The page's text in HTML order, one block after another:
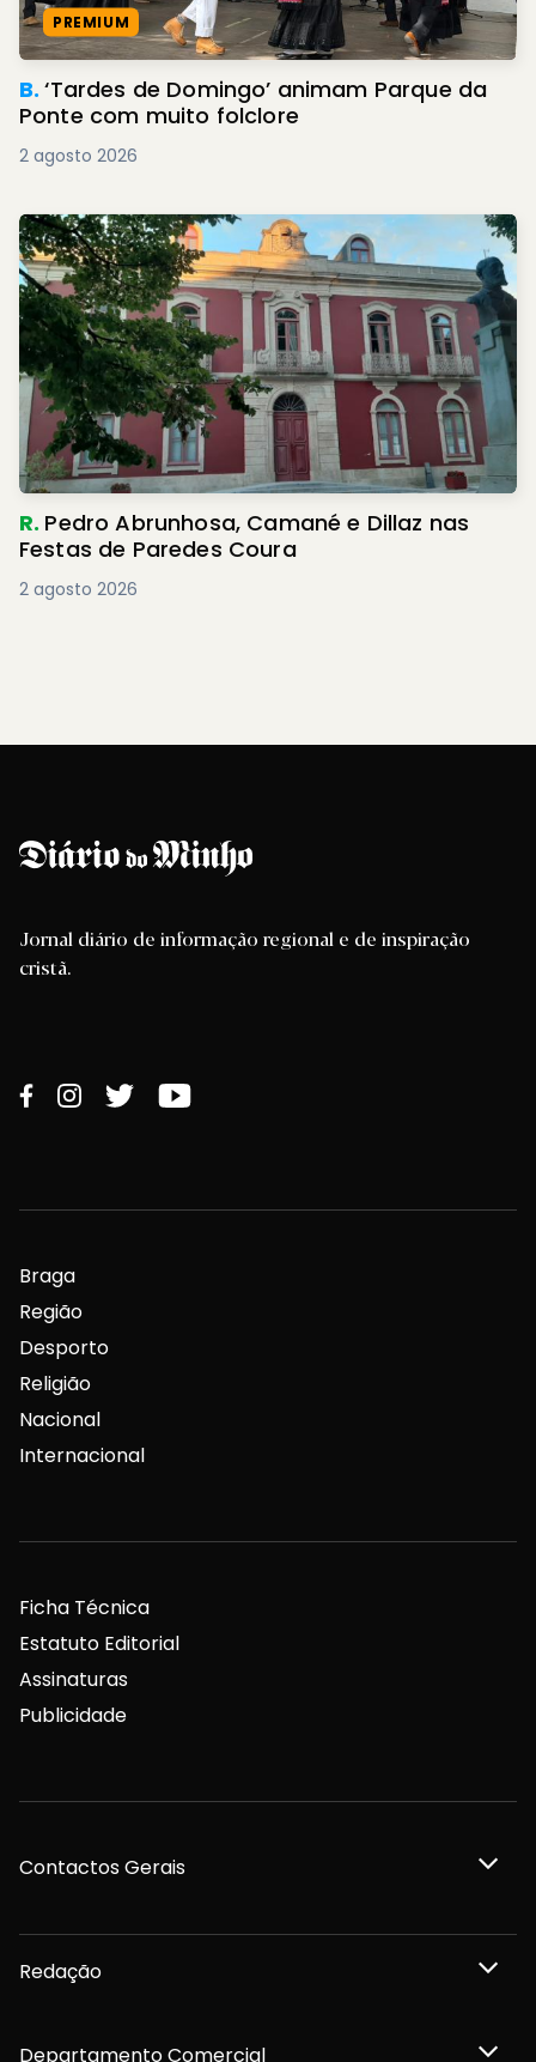
PREMIUM
B.‘Tardes de Domingo’ animam Parque da
Ponte com muito folclore
2 agosto 2026
R. Pedro Abrunhosa, Camané e Dillaz nas
Festas de Paredes Coura
2 agosto 2026
Jornal diário de informação regional e de inspiração
cristã.
Braga
Região
Desporto
Religião
Nacional
Internacional
Ficha Técnica
Estatuto Editorial
Assinaturas
Publicidade
Contactos Gerais
Redação
Departamento Comercial